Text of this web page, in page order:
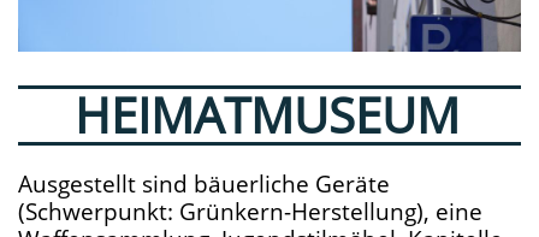
HEIMATMUSEUM
Ausgestellt sind bäuerliche Geräte
(Schwerpunkt: Grünkern-Herstellung), eine